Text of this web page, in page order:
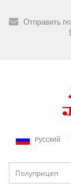
Отправить
Pусский